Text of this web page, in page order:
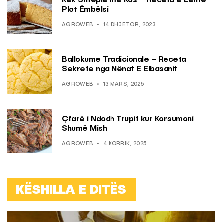
Plot Ëmbëlsi
AGROWEB 14 DHJETOR, 2023
Ballokume Tradicionale – Receta
Sekrete nga Nënat E Elbasanit
AGROWEB 13 MARS, 2025
Çfarë i Ndodh Trupit kur Konsumoni
Shumë Mish
AGROWEB 4 KORRIK, 2025
KËSHILLA E DITËS